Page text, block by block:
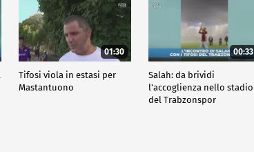
01:30
Tifosi viola in estasi per
Mastantuono
00:33
Salah: da brividi
l'accoglienza nello stadio
del Trabzonspor